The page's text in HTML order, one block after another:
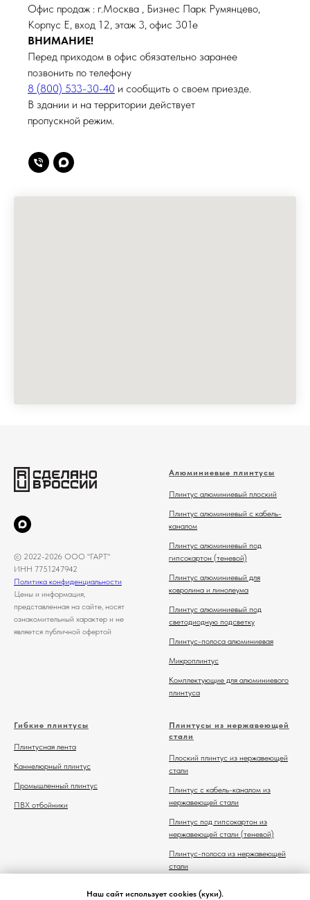
Наш сайт использует cookies (куки).
Офис продаж : г.Москва , Бизнес Парк Румянцево,
Корпус Е, вход 12, этаж 3, офис 301е
ВНИМАНИЕ!
Перед приходом в офис обязательно заранее
позвонить по телефону
8 (800) 533-30-40 и сообщить о своем приезде.
В здании и на территории действует
пропускной режим.
© 2022-2026 ООО "ГАРТ"
ИНН 7751247942
Политика конфиденциальности
Цены и информация,
представленная на сайте, носят
ознакомительный характер и не
является публичной офертой
Алюминиевые плинтусы
Плинтус алюминиевый плоский
Плинтус алюминиевый с кабель-
каналом
Плинтус алюминиевый под
гипсокартон (теневой)
Плинтус алюминиевый для
ковролина и линолеума
Плинтус алюминиевый под
светодиодную подсветку
Плинтус-полоса алюминиевая
Микроплинтус
Комплектующие для алюминиевого
плинтуса
Гибкие плинтусы
Плинтусная лента
Каннелюрный плинтус
Промышленный плинтус
ПВХ отбойники
Плинтусы из нержавеющей
стали
Плоский плинтус из нержавеющей
стали
Плинтус с кабель-каналом из
нержавеющей стали
Плинтус под гипсокартон из
нержавеющей стали (теневой)
Плинтус-полоса из нержавеющей
стали
нержавеющей стали